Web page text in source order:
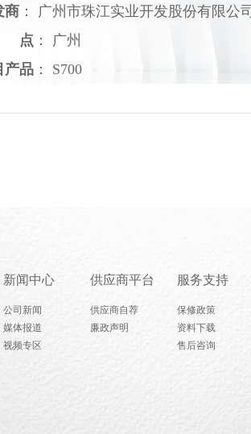
商 ： 广州市珠江实业开发股份有限公司
点 ： 广州
产品 ： S700
服务支持
保修政策
资料下载
售后咨询
供应商平台
供应商自荐
廉政声明
新闻中心
公司新闻
媒体报道
视频专区